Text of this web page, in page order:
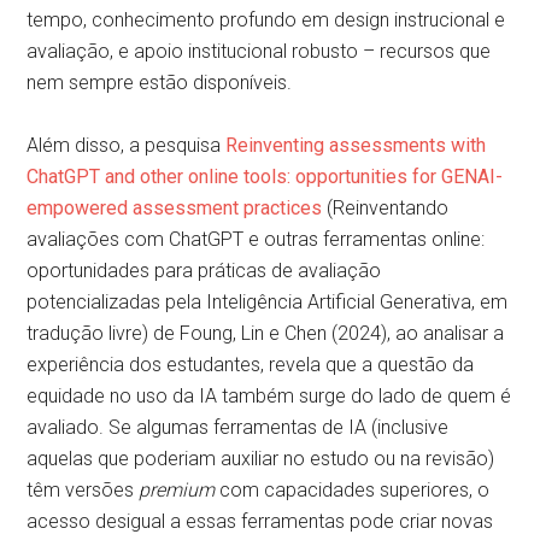
tempo, conhecimento profundo em design instrucional e
avaliação, e apoio institucional robusto – recursos que
nem sempre estão disponíveis.
Além disso, a pesquisa Reinventing assessments with
ChatGPT and other online tools: opportunities for GENAI-
empowered assessment practices (Reinventando
avaliações com ChatGPT e outras ferramentas online:
oportunidades para práticas de avaliação
potencializadas pela Inteligência Artificial Generativa, em
tradução livre) de Foung, Lin e Chen (2024), ao analisar a
experiência dos estudantes, revela que a questão da
equidade no uso da IA também surge do lado de quem é
avaliado. Se algumas ferramentas de IA (inclusive
aquelas que poderiam auxiliar no estudo ou na revisão)
têm versões premiumcom capacidades superiores, o
acesso desigual a essas ferramentas pode criar novas